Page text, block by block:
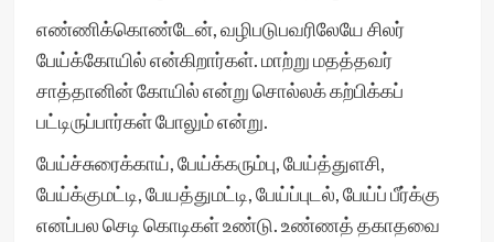
எண்ணிக்கொண்டேன், வழிபடுபவரிலேயே சிலர்
பேய்க்கோயில் என்கிறார்கள். மாற்று மதத்தவர்
சாத்தானின் கோயில் என்று சொல்லக் கற்பிக்கப்
பட்டிருப்பார்கள் போலும் என்று.
பேய்ச்சுரைக்காய், பேய்க்கரும்பு, பேய்த்துளசி,
பேய்க்குமட்டி, பேயத்துமட்டி, பேய்ப்புடல், பேய்ப் பீர்க்கு
எனப்பல செடி கொடிகள் உண்டு. உண்ணத் தகாதவை